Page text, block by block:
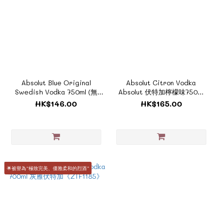
Absolut Blue Original
Swedish Vodka 750ml (無
盒）《醇酒系列 - ZSE003》
HK$146.00
Absolut Citron Vodka
Absolut 伏特加檸檬味750ml
(無盒）《醇酒系列 -
ZSE002》
HK$165.00
🌟被譽為“極致完美、優雅柔和的烈酒”